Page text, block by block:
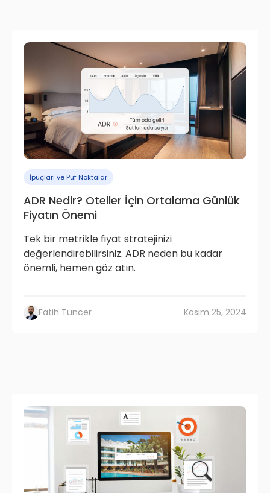
İpuçları ve Püf Noktalar
ADR Nedir? Oteller İçin Ortalama Günlük
Fiyatın Önemi
Tek bir metrikle fiyat stratejinizi
değerlendirebilirsiniz. ADR neden bu kadar
önemli, hemen göz atın.
Fatih Tuncer Kasım 25, 2024